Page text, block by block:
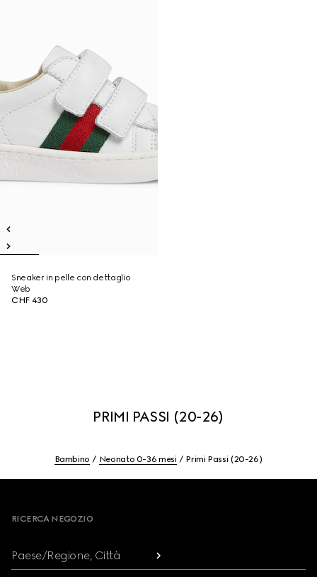
Sneaker in pelle con dettaglio
Web
CHF 430
PRIMI PASSI (20-26)
Bambino Neonato 0-36 mesi Primi Passi (20-26)
RICERCA NEGOZIO
Paese/Regione, Città